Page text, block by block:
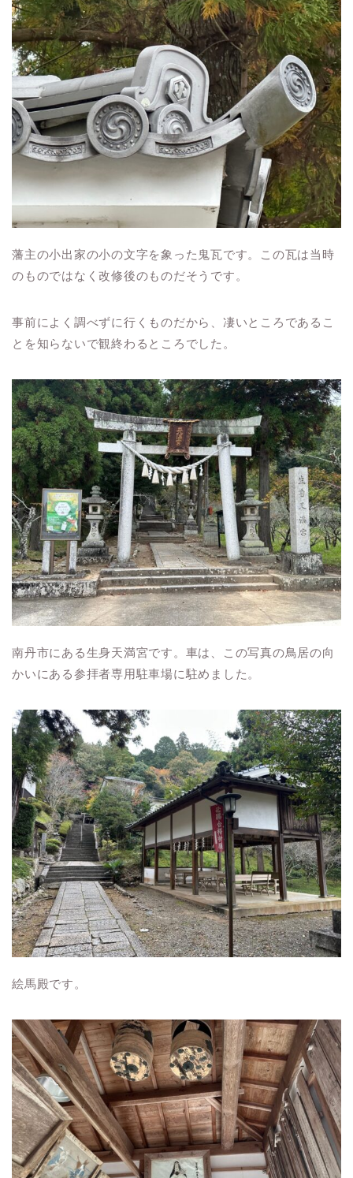
藩主の小出家の小の文字を象った鬼瓦です。この瓦は当時
のものではなく改修後のものだそうです。
事前によく調べずに行くものだから、凄いところであるこ
とを知らないで観終わるところでした。
南丹市にある生身天満宮です。車は、この写真の鳥居の向
かいにある参拝者専用駐車場に駐めました。
絵馬殿です。